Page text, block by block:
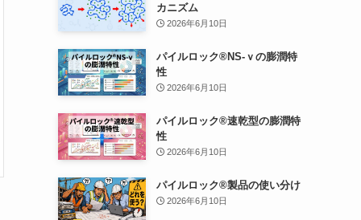
カニズム
2026年6月10日
パイルロック®NS-ｖの膨潤特
性
2026年6月10日
パイルロック®速乾型の膨潤特
性
2026年6月10日
パイルロック®製品の使い分け
2026年6月10日